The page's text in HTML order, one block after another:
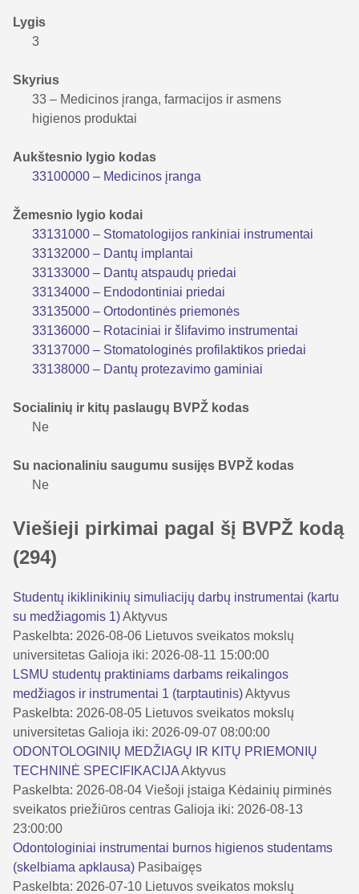
Lygis
3
Skyrius
33 – Medicinos įranga, farmacijos ir asmens
higienos produktai
Aukštesnio lygio kodas
33100000 – Medicinos įranga
Žemesnio lygio kodai
33131000 – Stomatologijos rankiniai instrumentai
33132000 – Dantų implantai
33133000 – Dantų atspaudų priedai
33134000 – Endodontiniai priedai
33135000 – Ortodontinės priemonės
33136000 – Rotaciniai ir šlifavimo instrumentai
33137000 – Stomatologinės profilaktikos priedai
33138000 – Dantų protezavimo gaminiai
Socialinių ir kitų paslaugų BVPŽ kodas
Ne
Su nacionaliniu saugumu susijęs BVPŽ kodas
Ne
Viešieji pirkimai pagal šį BVPŽ kodą
(294)
Studentų ikiklinikinių simuliacijų darbų instrumentai (kartu
su medžiagomis 1)Aktyvus
Paskelbta: 2026-08-06 Lietuvos sveikatos mokslų
universitetas Galioja iki: 2026-08-11 15:00:00
LSMU studentų praktiniams darbams reikalingos
medžiagos ir instrumentai 1 (tarptautinis)Aktyvus
Paskelbta: 2026-08-05 Lietuvos sveikatos mokslų
universitetas Galioja iki: 2026-09-07 08:00:00
ODONTOLOGINIŲ MEDŽIAGŲ IR KITŲ PRIEMONIŲ
TECHNINĖ SPECIFIKACIJAAktyvus
Paskelbta: 2026-08-04 Viešoji įstaiga Kėdainių pirminės
sveikatos priežiūros centras Galioja iki: 2026-08-13
23:00:00
Odontologiniai instrumentai burnos higienos studentams
(skelbiama apklausa) Pasibaigęs
Paskelbta: 2026-07-10 Lietuvos sveikatos mokslų